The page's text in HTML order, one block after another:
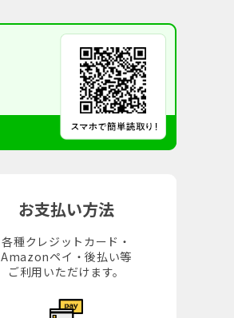
お支払い方法
各種クレジットカード・
Amazonペイ・後払い等
ご利用いただけます。